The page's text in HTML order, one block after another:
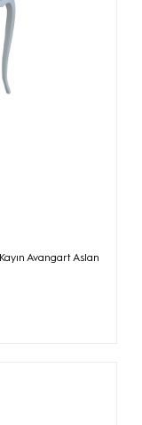
Avangart Aslan